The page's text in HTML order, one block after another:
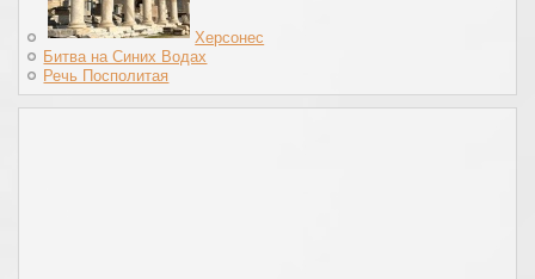
Херсонес
Битва на Синих Водах
Речь Посполитая